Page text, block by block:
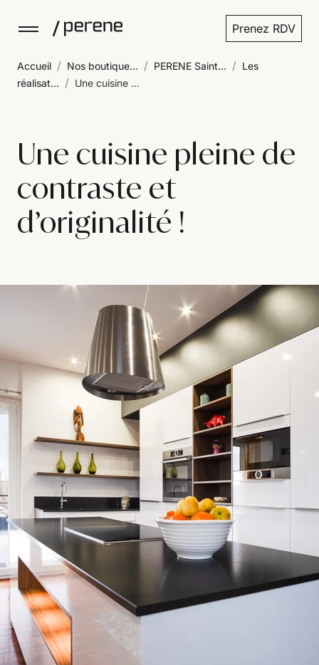
Prenez RDV
Accueil / Nos boutique... / PERENE Saint... / Les
réalisat... / Une cuisine ...
Une cuisine pleine de
contraste et
d’originalité !